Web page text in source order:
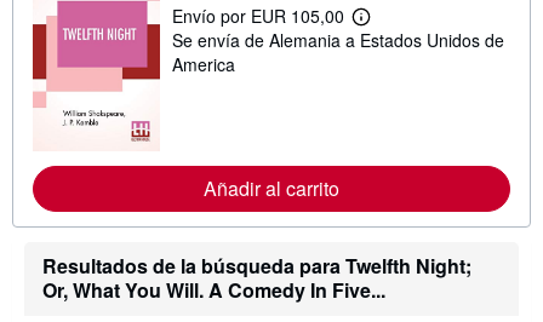
Envío por EUR 105,00
M
á
m
i
n
s
o
Se envía de Alemania a Estados Unidos de
America
Añadir al carrito
Resultados de la búsqueda para Twelfth Night;
Or, What You Will. A Comedy In Five...